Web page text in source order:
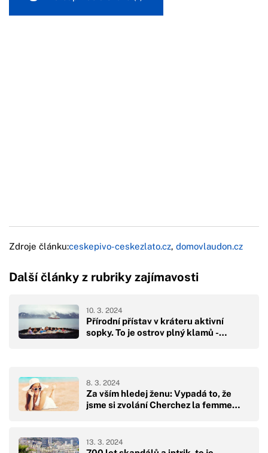
Zdroje článku:ceskepivo-ceskezlato.cz, domovlaudon.cz
Další články z rubriky zajímavosti
Přírodní přístav v kráteru aktivní
sopky. To je ostrov plný klamů -…
10. 3. 2024
Za vším hledej ženu: Vypadá to, že
jsme si zvolání Cherchez la femme…
8. 3. 2024
13. 3. 2024